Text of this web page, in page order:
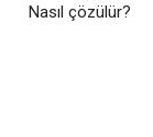
Nasıl çözülür?